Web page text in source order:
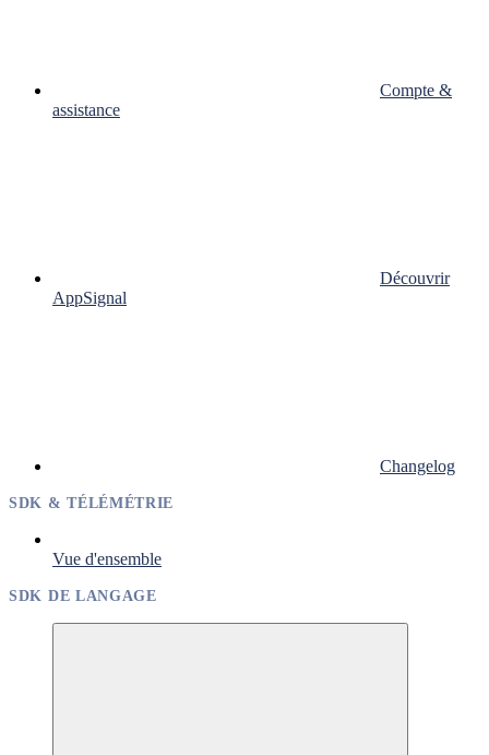
Compte &
assistance
Découvrir
AppSignal
Changelog
SDK & TÉLÉMÉTRIE
Vue d'ensemble
SDK DE LANGAGE